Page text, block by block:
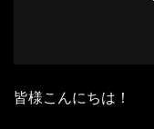
皆様こんにちは！